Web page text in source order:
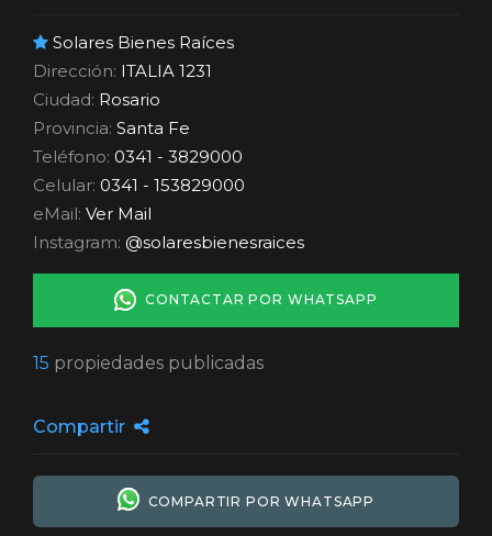
Solares Bienes Raíces
Dirección: ITALIA 1231
Ciudad: Rosario
Provincia: Santa Fe
Teléfono: 0341 - 3829000
Celular: 0341 - 153829000
eMail: Ver Mail
Instagram: @solaresbienesraices
CONTACTAR POR WHATSAPP
15 propiedades publicadas
Compartir
COMPARTIR POR WHATSAPP